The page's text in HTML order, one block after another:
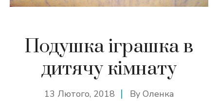
Подушка іграшка в
дитячу кімнату
13 Лютого, 2018 By Оленка